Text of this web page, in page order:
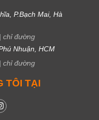
P.Bạch Mai, Hà
| chỉ đường
Nhuận, HCM
| chỉ đường
TÔI TẠI